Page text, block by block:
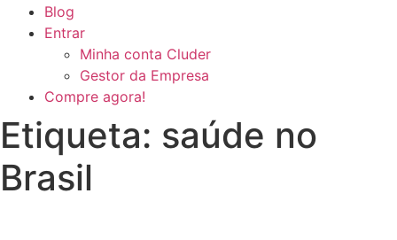
Blog
Entrar
Minha conta Cluder
Gestor da Empresa
Compre agora!
Etiqueta: saúde no
Brasil